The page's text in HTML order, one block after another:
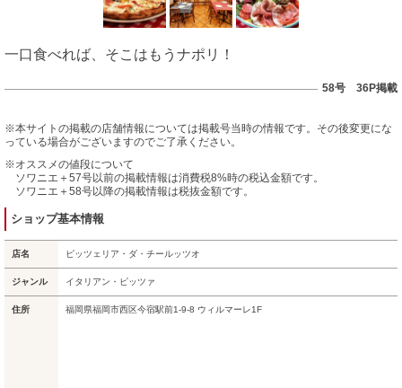
一口食べれば、そこはもうナポリ！
58号 36P掲載
※本サイトの掲載の店舗情報については掲載号当時の情報です。その後変更にな
っている場合がございますのでご了承ください。
※オススメの値段について
ソワニエ＋57号以前の掲載情報は消費税8%時の税込金額です。
ソワニエ＋58号以降の掲載情報は税抜金額です。
ショップ基本情報
店名 ピッツェリア・ダ・チールッツオ
ジャンル イタリアン・ピッツァ
住所 福岡県福岡市西区今宿駅前1-9-8 ウィルマーレ1F